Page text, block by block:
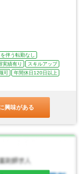
伴う転勤なし
実績有り
スキルアップ
可
年間休日120日以上
興味がある